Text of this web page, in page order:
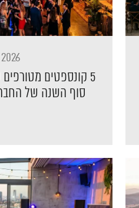
2026
5 קונספטים
סוף השנה של